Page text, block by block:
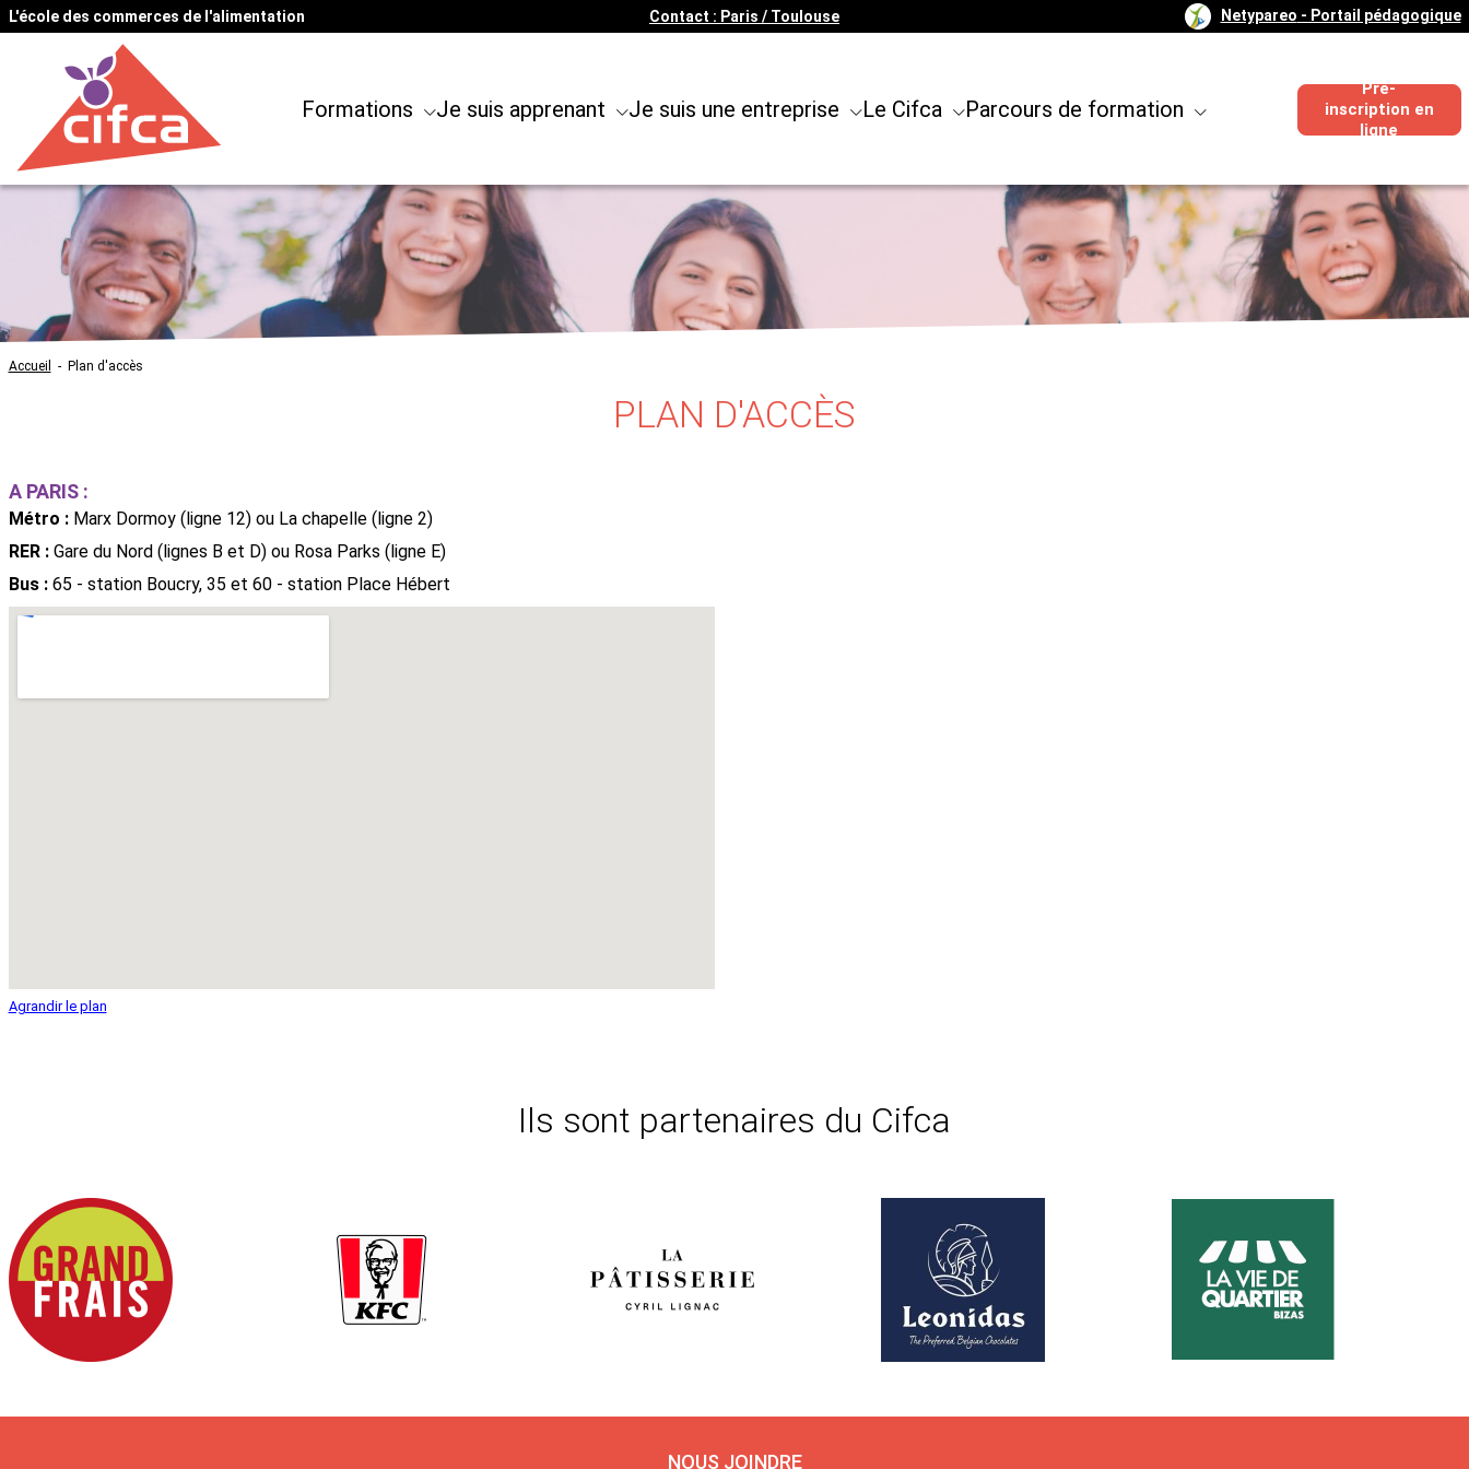
L'école des commerces de l'alimentation Contact : Paris / Toulouse Netypareo - Portail pédagogique
Formations Je suis apprenant Je suis une entreprise Le Cifca Parcours de formation
Pré-
inscription en
ligne
Accueil - Plan d'accès
PLAN D'ACCÈS
A PARIS :
Métro : Marx Dormoy (ligne 12) ou La chapelle (ligne 2)
RER : Gare du Nord (lignes B et D) ou Rosa Parks (ligne E)
Bus : 65 - station Boucry, 35 et 60 - station Place Hébert
Agrandir le plan
Ils sont partenaires du Cifca
NOUS JOINDRE